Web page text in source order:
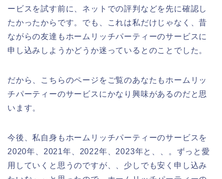
ービスを試す前に、ネットでの評判などを先に確認し
たかったからです。でも、これは私だけじゃなく、昔
ながらの友達もホームリッチパーティーのサービスに
申し込みしようかどうか迷っているとのことでした。
だから、こちらのページをご覧のあなたもホームリッ
チパーティーのサービスにかなり興味があるのだと思
います。
今後、私自身もホームリッチパーティーのサービスを
2020年、2021年、2022年、2023年と、、。ずっと愛
用していくと思うのですが、、少しでも安く申し込み